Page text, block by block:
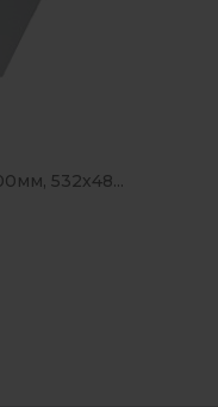
532х48...